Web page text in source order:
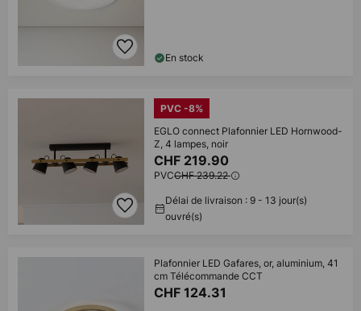
En stock
PVC -8%
EGLO connect Plafonnier LED Hornwood-
Z, 4 lampes, noir
CHF 219.90
PVCCHF 239.22
Délai de livraison : 9 - 13 jour(s)
ouvré(s)
Plafonnier LED Gafares, or, aluminium, 41
cm Télécommande CCT
CHF 124.31